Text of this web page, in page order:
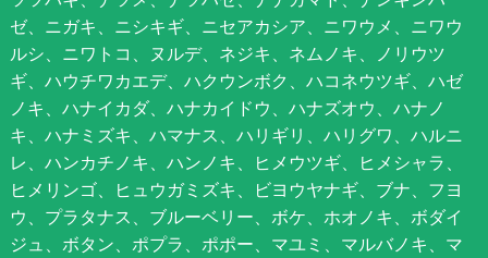
ゼ、ニガキ、ニシキギ、ニセアカシア、ニワウメ、ニワウ
ルシ、ニワトコ、ヌルデ、ネジキ、ネムノキ、ノリウツ
ギ、ハウチワカエデ、ハクウンボク、ハコネウツギ、ハゼ
ノキ、ハナイカダ、ハナカイドウ、ハナズオウ、ハナノ
キ、ハナミズキ、ハマナス、ハリギリ、ハリグワ、ハルニ
レ、ハンカチノキ、ハンノキ、ヒメウツギ、ヒメシャラ、
ヒメリンゴ、ヒュウガミズキ、ビヨウヤナギ、ブナ、フヨ
ウ、プラタナス、ブルーベリー、ボケ、ホオノキ、ボダイ
ジュ、ボタン、ポプラ、ポポー、マユミ、マルバノキ、マ